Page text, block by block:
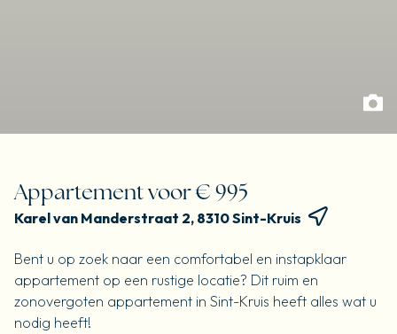
Appartement voor € 995
Karel van Manderstraat 2, 8310 Sint-Kruis
Bent u op zoek naar een comfortabel en instapklaar
appartement op een rustige locatie? Dit ruim en
zonovergoten appartement in Sint-Kruis heeft alles wat u
nodig heeft!